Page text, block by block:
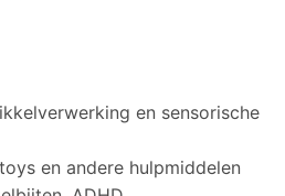
en sensorische
en andere hulpmiddelen